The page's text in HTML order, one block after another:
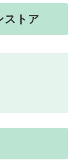
ストア